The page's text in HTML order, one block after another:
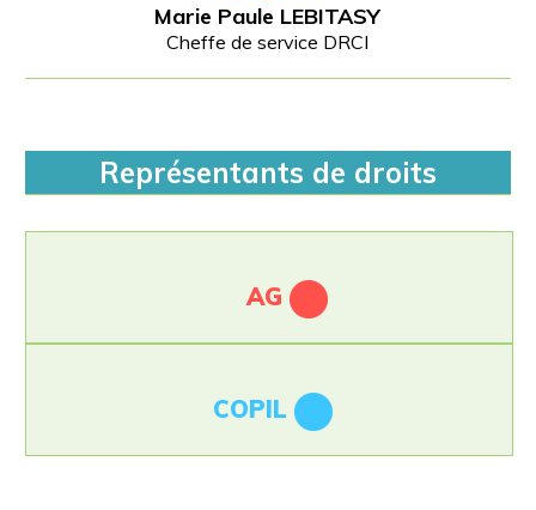
Marie Paule LEBITASY
Cheffe de service DRCI
Représentants de droits
AG
COPIL